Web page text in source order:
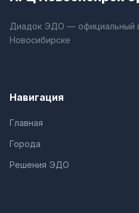
Диадок ЭДО — официальный
Новосибирске
Навигация
Главная
Города
Решения ЭДО